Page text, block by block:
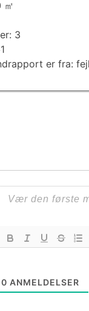
0 ANMELDELSER
㎡
3
er fra: fejl